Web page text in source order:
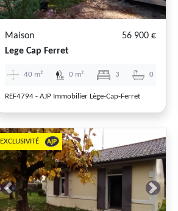
Maison
56 900 €
Lege Cap Ferret
40 m² 0 m² 3 0
REF4794 - AJP Immobilier Lège-Cap-Ferret
Previous Next
EXCLUSIVITÉ